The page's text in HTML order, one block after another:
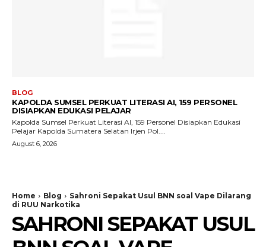
BLOG
KAPOLDA SUMSEL PERKUAT LITERASI AI, 159 PERSONEL
DISIAPKAN EDUKASI PELAJAR
Kapolda Sumsel Perkuat Literasi AI, 159 Personel Disiapkan Edukasi
Pelajar Kapolda Sumatera Selatan Irjen Pol....
August 6, 2026